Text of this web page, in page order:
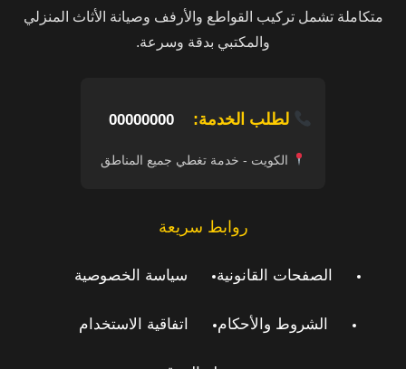
متكاملة تشمل تركيب القواطع والأرفف وصيانة الأثاث المنزلي
والمكتبي بدقة وسرعة.
لطلب الخدمة: 00000000
الكويت - خدمة تغطي جميع المناطق
روابط سريعة
الصفحات القانونية سياسة الخصوصية
الشروط والأحكام اتفاقية الاستخدام